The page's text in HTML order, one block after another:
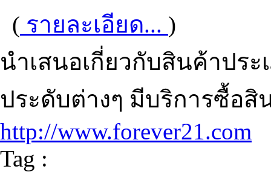
( รายละเอียด... )
นำเสนอเกี่ยวกับสินค้าประ
ประดับต่างๆ มีบริการซื้อสิ
http://www.forever21.com
Tag :